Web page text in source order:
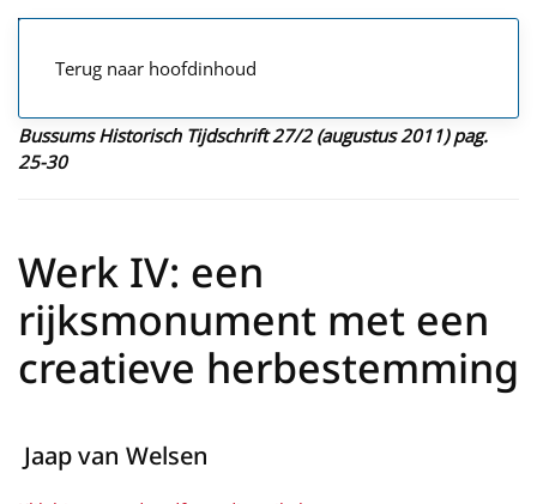
Terug naar hoofdinhoud
Bussums Historisch Tijdschrift 27/2 (augustus 2011) pag.
25-30
Werk IV: een
rijksmonument met een
creatieve herbestemming
Jaap van Welsen